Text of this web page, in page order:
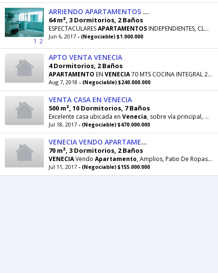
1 2
ARRIENDO APARTAMENTOS VENECIA
64 m², 3 Dormitorios, 2 Baños
ESPECTACULARESAPARTAMENTOSINDEPENDIENTES, CLOSETS Y PUERTAS EN MADERA, CAMARAS DE VIGILANCIA
Jun 6, 2017 - (Negociable) $1.000.000
APTO VENTA VENECIA
4 Dormitorios, 2 Baños
APARTAMENTO EN VENECIA70 MTS COCINA INTEGRAL 2 BAÑOS 4 HAB SALA COMEDOR COCINA INTEGRAL
Aug 7, 2018 - (Negociable) $240.000.000
VENTA CASA EN VENECIA
500 m², 10 Dormitorios, 7 Baños
Excelente casa ubicada en Venecia, sobre vía principal, muy cerca del cai, alrededor de muy buenas
Jul 18, 2017 - (Negociable) $470.000.000
VENECIA VENDO APARTAMENTO EXCELENTE
70 m², 3 Dormitorios, 2 Baños
VENECIAVendo Apartamento, Amplios, Patio De Ropas ,70m2, Iluminado, Acogedor, En Edificio
Jul 11, 2017 - (Negociable) $155.000.000